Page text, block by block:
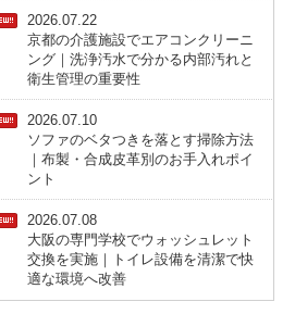
2026.07.22
京都の介護施設でエアコンクリーニ
ング｜洗浄汚水で分かる内部汚れと
衛生管理の重要性
2026.07.10
ソファのベタつきを落とす掃除方法
｜布製・合成皮革別のお手入れポイ
ント
2026.07.08
大阪の専門学校でウォッシュレット
交換を実施｜トイレ設備を清潔で快
適な環境へ改善